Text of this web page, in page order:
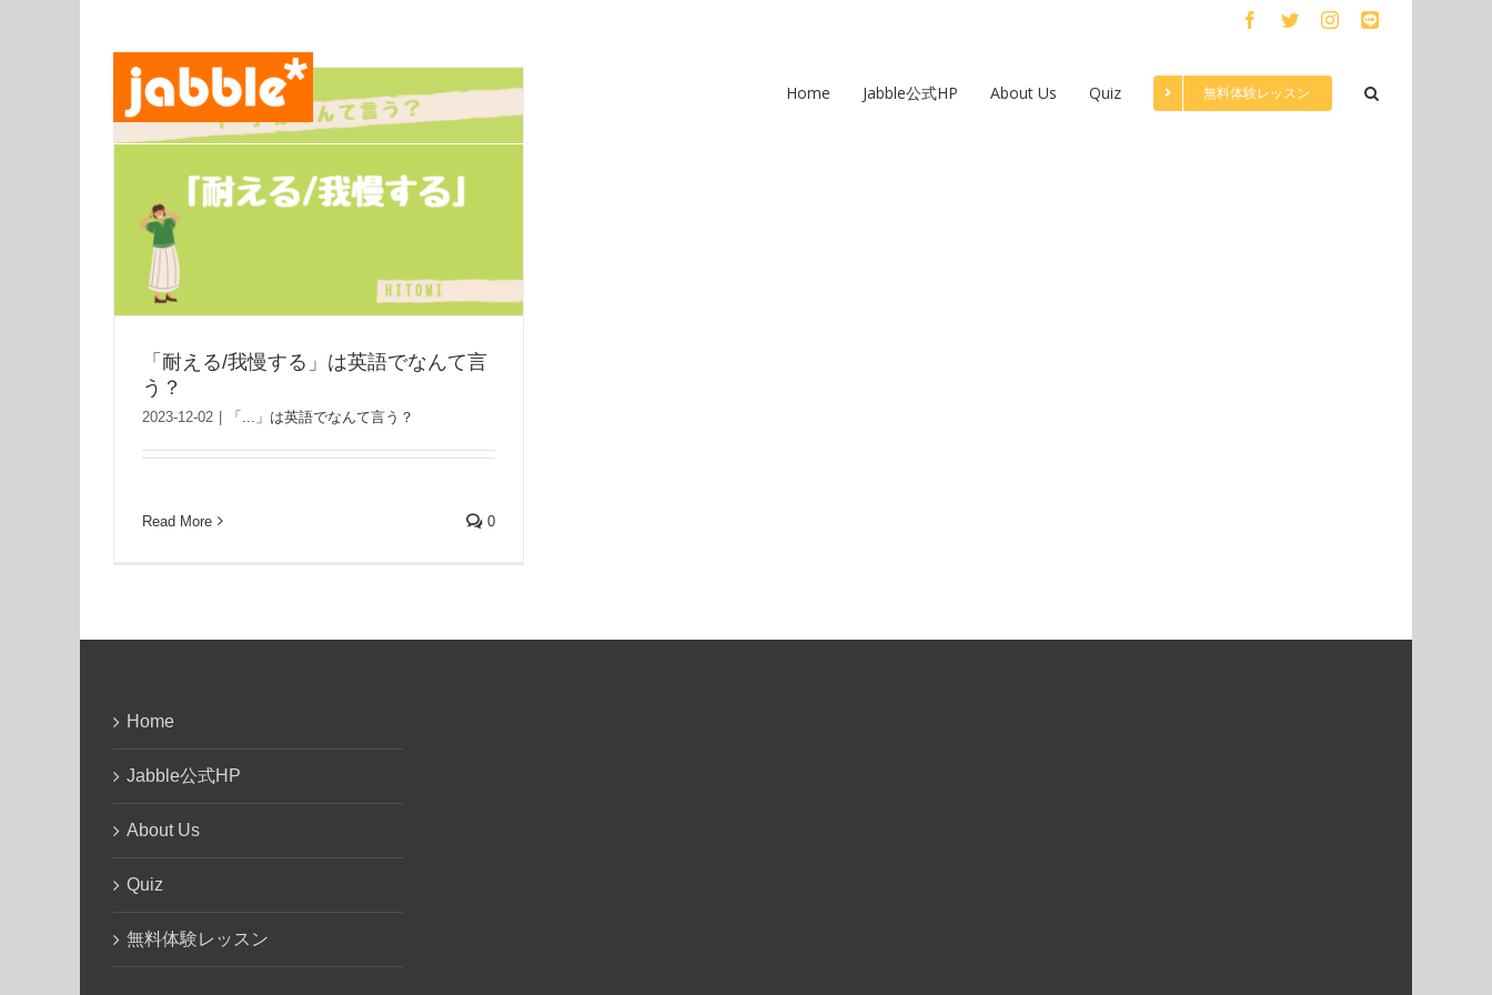
Facebook
TwitterInstagram
LINE
Home Jabble公式HP About Us Quiz 無料体験レッスン
「耐える/我慢する」は英語でなんて言
う？
2023-12-02 | 「...」は英語でなんて言う？
Read More 0
Home
Jabble公式HP
About Us
Quiz
無料体験レッスン